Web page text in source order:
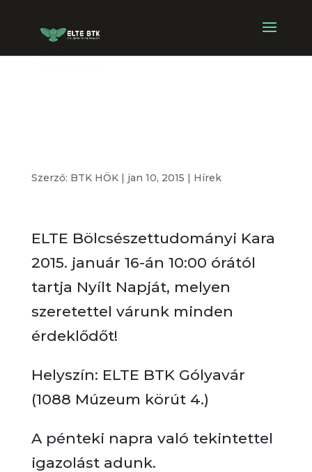
Szerző: BTK HÖK| jan 10, 2015 | Hírek
ELTE Bölcsészettudományi Kara
2015. január 16-án 10:00 órától
tartja Nyílt Napját, melyen
szeretettel várunk minden
érdeklődőt!
Helyszín: ELTE BTK Gólyavár
(1088 Múzeum körút 4.)
A pénteki napra való tekintettel
igazolást adunk.